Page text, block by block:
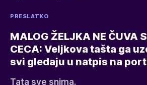
PRESLATKO
MALOG ŽELJKA NE ČUVA
CECA: Veljkova tašta ga
svi gledaju u natpis na
Tata sve snima.